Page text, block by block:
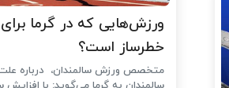
ورزش‌هایی که در گرما
خطرساز است؟
متخصص ورزش سالمندان، درباره